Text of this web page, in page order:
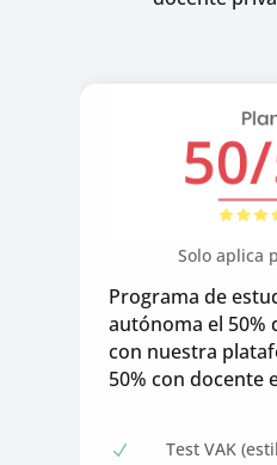
Solo aplica
Programa de
autónoma el 50%
con nuestra
50% con docente
N Test VAK